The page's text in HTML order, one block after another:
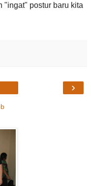
"ingat" postur baru kita
›